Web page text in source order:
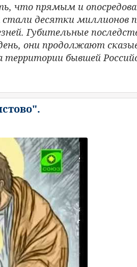
что прямым и
стали десятки миллионов
Губительные
они продолжают
территории бывшей